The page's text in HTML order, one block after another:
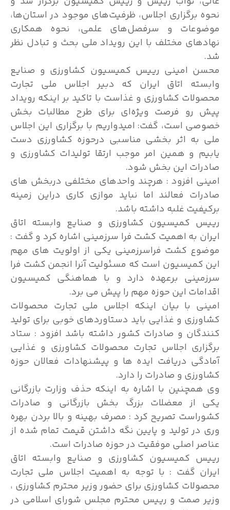
نحوه برگزاری اجلاس، ظرفیت‌های موجود در استان‌ها،
موضوعات و سرفصل‌های علمی، نحوه همکاری
نهادهای مختلف با این رویداد ملی بحث و تبادل نظر
شد.
محسن امینی رییس کمیسیون کشاورزی و صنایع
وابسته اتاق ایران که دبیر اجلاس ملی تجارت
محصولات کشاورزی و غذاست با تاکید بر اینکه رویداد
پیش رو فرصت ویژه‌ای برای طرح مطالبات بخش
خصوصی است، گفت: امیدواریم با برگزاری این اجلاس
ملی به اثر بخشی مناسبی درحوزه کشاورزی دست
یابیم و همین امر موجب ارتقا تولیدات کشاورزی و
صادرات این بخش شود.
امینی افزود : هرچند واحدهای مختلفی دربخش های
صادرات فعالند اما نباید موازی کاری دراین زمینه
برکیفیت غلبه داشته باشد.
رییس کمیسیون کشاورزی و صنایع وابسته اتاق
ایران به اهمیت کشت فرا سرزمینی اشاره کرد و گفت :
موضوع کشت فراسرزمینی یکی از اولویت های مهم
این کمیسیون است که مسئولیت آنرا انجمن کشت فرا
سرزمینی برعهده دارد و با هماهنگی کمیسیون
اقدامات این حوزه مهم را پیش می برد.
امینی با بیان اینکه اجلاس ملی تجارت محصولات
کشاورزی و غذایی باید دستاوردهای خوبی برای تولید
کنندگان و صادرات کشور داشته باشد افزود : ستاد
برگزاری اجلاس تجارت محصولات کشاورزی و غذایی
آمادگی دریافت ایده ها و پیشنهادات فعالان حوزه
کشاورزی و صادرات را دارد.
وی همچنین با اشاره به اینکه حذف وزارت بازرگانی
یکی از معضلات بزرگ بخش بازرگانی و صادرات
کشوراست تصریح کرد : مصرف بهینه و بالا بردن بهره
وری در تولید و پایین نگه داشتن قیمت تمام شده از
عناصر اصلی موفقیت در حوزه صادرات است.
رییس کمیسیون کشاورزی و صنایع وابسته اتاق
ایران گفت : با توجه به اهمیت اجلاس ملی تجارت
محصولات کشاورزی برای حضور وزیر محترم کشاورزی ،
وزیر صمت و رییس محترم مجلس شورای اسلامی در